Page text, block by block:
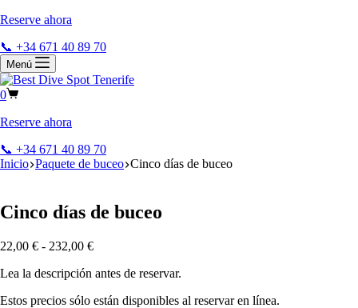
Reserve ahora
📞 +34 671 40 89 70
Menú
0
Reserve ahora
📞 +34 671 40 89 70
Inicio Paquete de buceo Cinco días de buceo
Cinco días de buceo
22,00 € - 232,00 €
Lea la descripción antes de reservar.
Estos precios sólo están disponibles al reservar en línea.